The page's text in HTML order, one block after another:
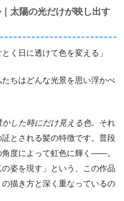
太陽の光だけが映し出す
く日に透けて色を変える」
ちはどんな光景を思い浮かべ
かした時にだけ見える色。それ
とされる髪の特徴です。普段
度によって虹色に輝く――。
姿を現す」という、この作品
描き方と深く重なっているの